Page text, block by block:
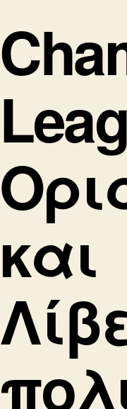
και